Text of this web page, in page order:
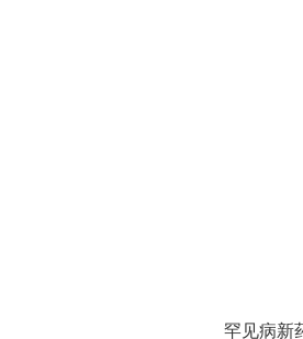
罕见病新